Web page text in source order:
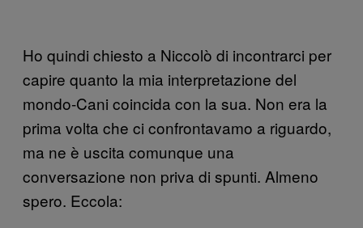
Ho quindi chiesto a Niccolò di incontrarci per
capire quanto la mia interpretazione del
mondo-Cani coincida con la sua. Non era la
prima volta che ci confrontavamo a riguardo,
ma ne è uscita comunque una
conversazione non priva di spunti. Almeno
spero. Eccola: